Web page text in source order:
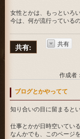
女性とかは、もっといろ
今は、何が流行っている
共有: 共有
作成者
ブログとかやってて
知り合いの目に留まるとい
仕事とかが日時空いてい
なんかでも、このページ